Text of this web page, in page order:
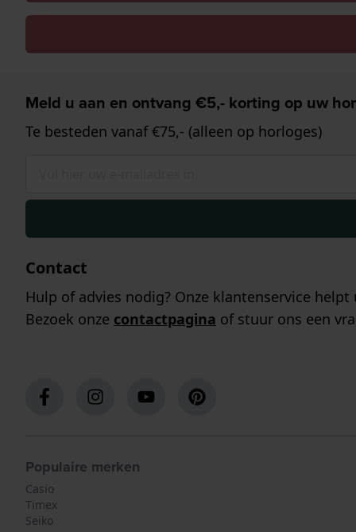
Meld u aan en ontvang €5,- korting op uw
Te besteden vanaf €75,- (alleen op horloges)
Contact
Hulp of advies nodig? Onze klantenservice helpt
Bezoek onze contactpagina of stuur ons een
Populaire merken
Casio
Timex
Seiko